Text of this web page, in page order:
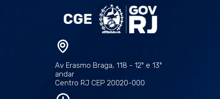
Av Erasmo Braga, 118 - 12º e 13º
andar
Centro RJ CEP 20020-000